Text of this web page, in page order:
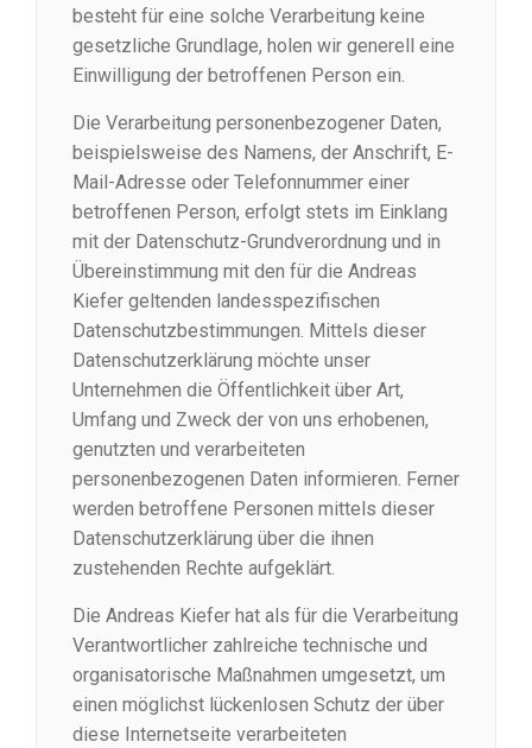
besteht für eine solche Verarbeitung keine
gesetzliche Grundlage, holen wir generell eine
Einwilligung der betroffenen Person ein.
Die Verarbeitung personenbezogener Daten,
beispielsweise des Namens, der Anschrift, E-
Mail-Adresse oder Telefonnummer einer
betroffenen Person, erfolgt stets im Einklang
mit der Datenschutz-Grundverordnung und in
Übereinstimmung mit den für die Andreas
Kiefer geltenden landesspezifischen
Datenschutzbestimmungen. Mittels dieser
Datenschutzerklärung möchte unser
Unternehmen die Öffentlichkeit über Art,
Umfang und Zweck der von uns erhobenen,
genutzten und verarbeiteten
personenbezogenen Daten informieren. Ferner
werden betroffene Personen mittels dieser
Datenschutzerklärung über die ihnen
zustehenden Rechte aufgeklärt.
Die Andreas Kiefer hat als für die Verarbeitung
Verantwortlicher zahlreiche technische und
organisatorische Maßnahmen umgesetzt, um
einen möglichst lückenlosen Schutz der über
diese Internetseite verarbeiteten